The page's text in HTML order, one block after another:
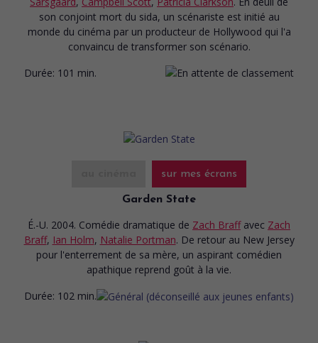
son conjoint mort du sida, un scénariste est initié au
monde du cinéma par un producteur de Hollywood qui l'a
convaincu de transformer son scénario.
Durée: 101 min.
sur mes écrans
Garden State
É.-U. 2004. Comédie dramatique de Zach Braff avec Zach
Braff, Ian Holm, Natalie Portman. De retour au New Jersey
pour l'enterrement de sa mère, un aspirant comédien
apathique reprend goût à la vie.
Durée: 102 min.